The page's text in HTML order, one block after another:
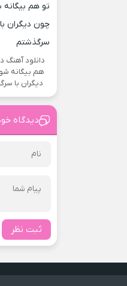
دانلود آهنگ
هم بیگانه
دیگران با
دیدگاه
ثبت نظر